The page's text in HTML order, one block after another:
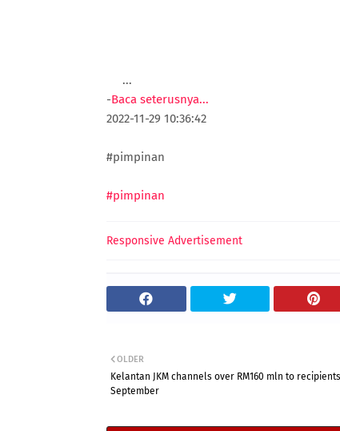
...
-Baca seterusnya...
2022-11-29 10:36:42
#pimpinan
#pimpinan
Responsive Advertisement
OLDER
Kelantan JKM channels over RM160 mln to
September